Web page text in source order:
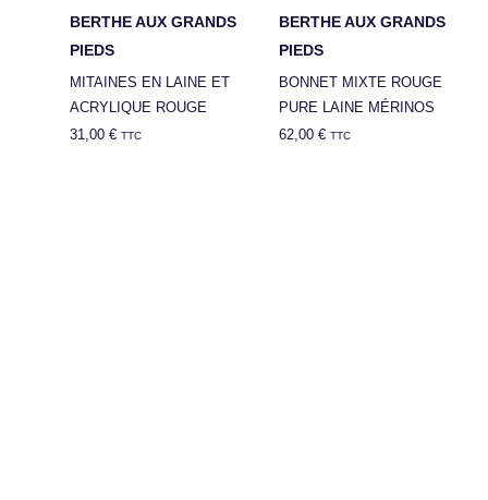
BERTHE AUX GRANDS
PIEDS
MITAINES EN LAINE ET
ACRYLIQUE ROUGE
31,00 € TTC
BERTHE AUX GRANDS
PIEDS
BONNET MIXTE ROUGE
PURE LAINE MÉRINOS
62,00 € TTC